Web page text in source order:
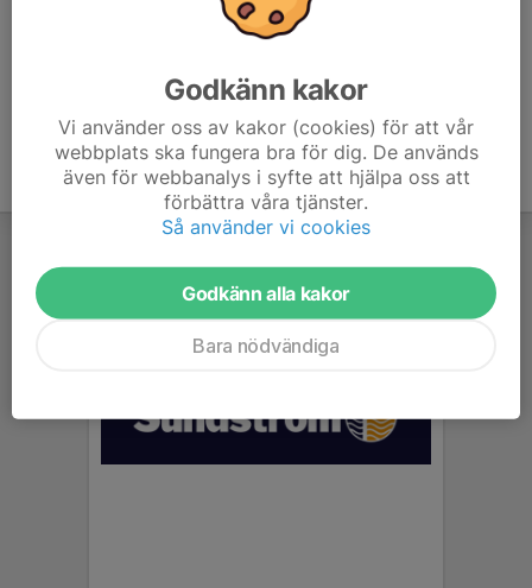
Godkänn kakor
Vi använder oss av kakor (cookies) för att vår
webbplats ska fungera bra för dig. De används
även för webbanalys i syfte att hjälpa oss att
förbättra våra tjänster.
Så använder vi cookies
Godkänn alla kakor
Bara nödvändiga